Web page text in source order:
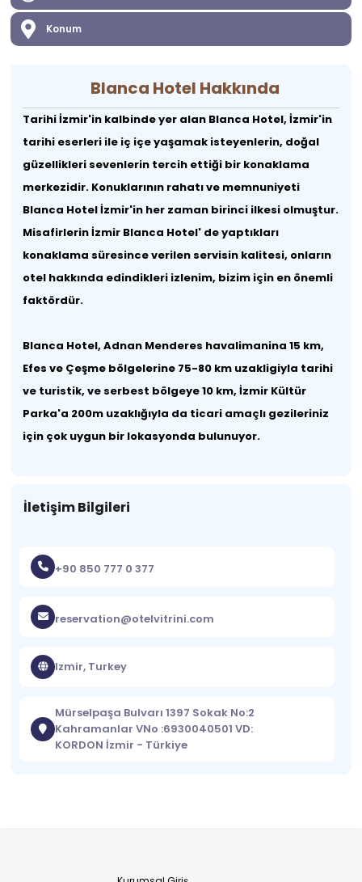
Konum
Blanca Hotel Hakkında
Tarihi İzmir'in kalbinde yer alan Blanca Hotel, İzmir'in
tarihi eserleri ile iç içe yaşamak isteyenlerin, doğal
güzellikleri sevenlerin tercih ettiği bir konaklama
merkezidir. Konuklarının rahatı ve memnuniyeti
Blanca Hotel İzmir'in her zaman birinci ilkesi olmuştur.
Misafirlerin İzmir Blanca Hotel' de yaptıkları
konaklama süresince verilen servisin kalitesi, onların
otel hakkında edindikleri izlenim, bizim için en önemli
faktördür.
Blanca Hotel, Adnan Menderes havalimanina 15 km,
Efes ve Çeşme bölgelerine 75-80 km uzakligiyla tarihi
ve turistik, ve serbest bölgeye 10 km, İzmir Kültür
Parka'a 200m uzaklığıyla da ticari amaçlı gezileriniz
için çok uygun bir lokasyonda bulunuyor.
İletişim Bilgileri
+90 850 777 0 377
reservation@otelvitrini.com
Izmir, Turkey
Mürselpaşa Bulvarı 1397 Sokak No:2
Kahramanlar VNo :6930040501 VD:
KORDON İzmir - Türkiye